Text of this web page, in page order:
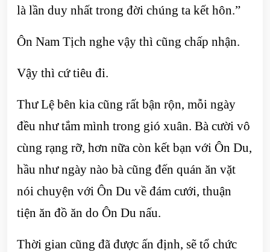
là lần duy nhất trong đời chúng ta kết hôn.”
Ôn Nam Tịch nghe vậy thì cũng chấp nhận.
Vậy thì cứ tiêu đi.
Thư Lệ bên kia cũng rất bận rộn, mỗi ngày
đều như tắm mình trong gió xuân. Bà cười vô
cùng rạng rỡ, hơn nữa còn kết bạn với Ôn Du,
hầu như ngày nào bà cũng đến quán ăn vặt
nói chuyện với Ôn Du về đám cưới, thuận
tiện ăn đồ ăn do Ôn Du nấu.
Thời gian cũng đã được ấn định, sẽ tổ chức